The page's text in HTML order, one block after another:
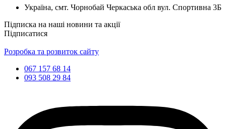
Україна, смт. Чорнобай Черкаська обл вул. Спортивна 3Б
Підписка на наші новини та акції
Підписатися
Розробка та розвиток сайту
067 157 68 14
093 508 29 84